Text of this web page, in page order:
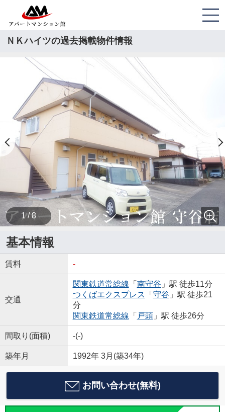
ＮＫハイツの過去掲載物件情報
1 / 8
基本情報
賃料 -
交通
関東鉄道常総線 「 南守谷 」駅 徒歩11分
つくばエクスプレス 「 守谷 」駅 徒歩21
分
関東鉄道常総線 「 戸頭」駅 徒歩26分
間取り(面積) -(-)
築年月 1992年 3月(築34年)
お問い合わせ(無料)